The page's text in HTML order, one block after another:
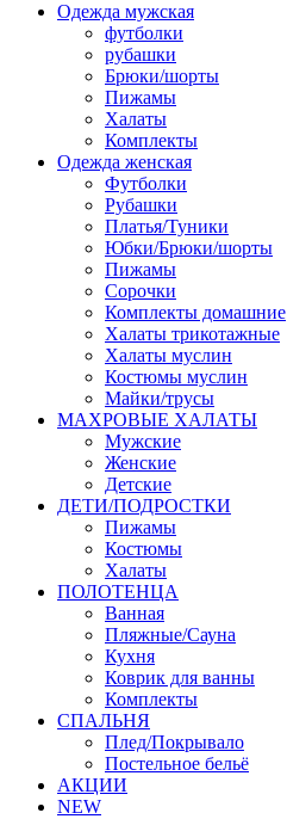
Одежда мужская
футболки
рубашки
Брюки/шорты
Пижамы
Халаты
Комплекты
Одежда женская
Футболки
Рубашки
Платья/Туники
Юбки/Брюки/шорты
Пижамы
Сорочки
Комплекты домашние
Халаты трикотажные
Халаты муслин
Костюмы муслин
Майки/трусы
МАХРОВЫЕ ХАЛАТЫ
Мужские
Женские
Детские
ДЕТИ/ПОДРОСТКИ
Пижамы
Костюмы
Халаты
ПОЛОТЕНЦА
Ванная
Пляжные/Сауна
Кухня
Коврик для ванны
Комплекты
СПАЛЬНЯ
Плед/Покрывало
Постельное бельё
АКЦИИ
NEW